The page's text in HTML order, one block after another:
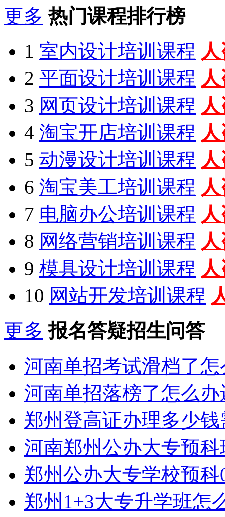
更多 热门课程排行榜
1 室内设计培训课程
2 平面设计培训课程
3 网页设计培训课程
4 淘宝开店培训课程
5 动漫设计培训课程
6 淘宝美工培训课程
7 电脑办公培训课程
8 网络营销培训课程
9 模具设计培训课程
10 网站开发培训课程
更多 报名答疑招生问答
河南单招考试滑档了
河南单招落榜了怎么
郑州登高证办理多少
河南郑州公办大专预
郑州公办大专学校预
郑州1+3大专升学班怎